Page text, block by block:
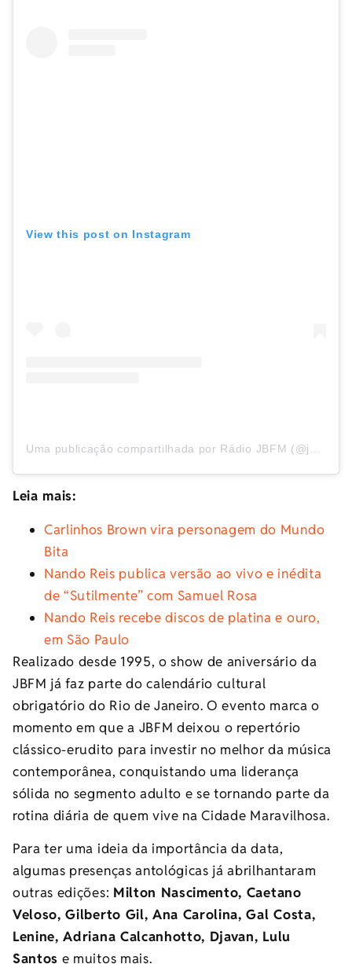
View this post on Instagram
Leia mais:
Carlinhos Brown vira personagem do Mundo
Bita
Nando Reis publica versão ao vivo e inédita
de “Sutilmente” com Samuel Rosa
Nando Reis recebe discos de platina e ouro,
em São Paulo
Realizado desde 1995, o show de aniversário da
JBFM já faz parte do calendário cultural
obrigatório do Rio de Janeiro. O evento marca o
momento em que a JBFM deixou o repertório
clássico-erudito para investir no melhor da música
contemporânea, conquistando uma liderança
sólida no segmento adulto e se tornando parte da
rotina diária de quem vive na Cidade Maravilhosa.
Para ter uma ideia da importância da data,
algumas presenças antológicas já abrilhantaram
outras edições: Milton Nascimento, Caetano
Veloso, Gilberto Gil, Ana Carolina, Gal Costa,
Lenine, Adriana Calcanhotto, Djavan, Lulu
Santos e muitos mais.